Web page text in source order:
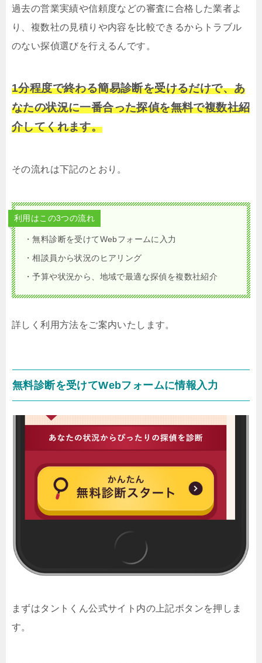
過去の営業実績や信頼度などの審査に合格した業者よ
り、複数社の見積りや内容を比較できるからトラブル
のない探偵選びを行えるんです。
1分程度で終わる簡易診断を受けるだけで、あ
なたの状況に一番合った探偵を無料で複数社紹
介してくれます。
その流れは下記のとおり。
利用はこの3つの流れ
・無料診断を受けてWebフォームに入力
・相談員から状況のヒアリング
・予算や状況から、地域で最適な探偵を複数社紹介
詳しく利用方法をご案内いたします。
無料診断を受けてWebフォームに情報入力
まずはタントくん公式サイト内の上記ボタンを押しま
す。